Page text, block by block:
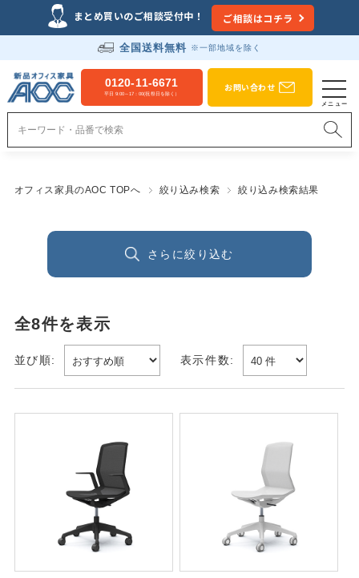
まとめ買いのご相談受付中！ ご相談はコチラ
全国送料無料 ※一部地域を除く
0120-11-6671
平日 9:00～17：00(祝祭日を除く）
お問い合わせ
オフィス家具のAOC TOPへ 絞り込み検索 絞り込み検索結果
さらに絞り込む
全8件を表示
並び順: 表示件数: